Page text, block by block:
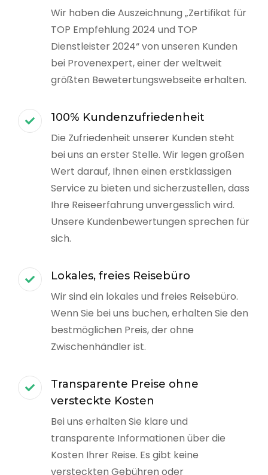
Wir haben die Auszeichnung „Zertifikat für
TOP Empfehlung 2024 und TOP
Dienstleister 2024“ von unseren Kunden
bei Provenexpert, einer der weltweit
größten Bewetertungswebseite erhalten.
100% Kundenzufriedenheit
Die Zufriedenheit unserer Kunden steht
bei uns an erster Stelle. Wir legen großen
Wert darauf, Ihnen einen erstklassigen
Service zu bieten und sicherzustellen, dass
Ihre Reiseerfahrung unvergesslich wird.
Unsere Kundenbewertungen sprechen für
sich.
Lokales, freies Reisebüro
Wir sind ein lokales und freies Reisebüro.
Wenn Sie bei uns buchen, erhalten Sie den
bestmöglichen Preis, der ohne
Zwischenhändler ist.
Transparente Preise ohne
versteckte Kosten
Bei uns erhalten Sie klare und
transparente Informationen über die
Kosten Ihrer Reise. Es gibt keine
versteckten Gebühren oder